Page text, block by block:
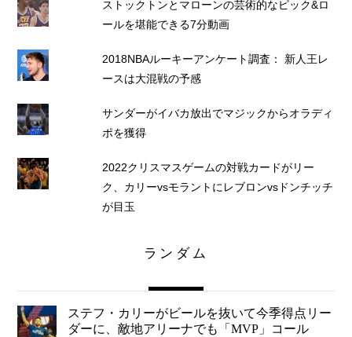
ストックトンとマローンの芸術的なピック&ロ
ールを堪能できる7分動画
2018NBAルーキーアンケート調査： 新人王レ
ースは大混戦の予感
サンダーがイバカ放出でマジックからオラディ
ポを獲得
2022クリスマスゲームの対戦カードがリー
ク、カリーvsモラントにレブロンvsドンチッチ
が目玉
ランダム
ステフ・カリーがビールを抜いて今季得点リー
ダーに、敵地アリーナでも「MVP」コール